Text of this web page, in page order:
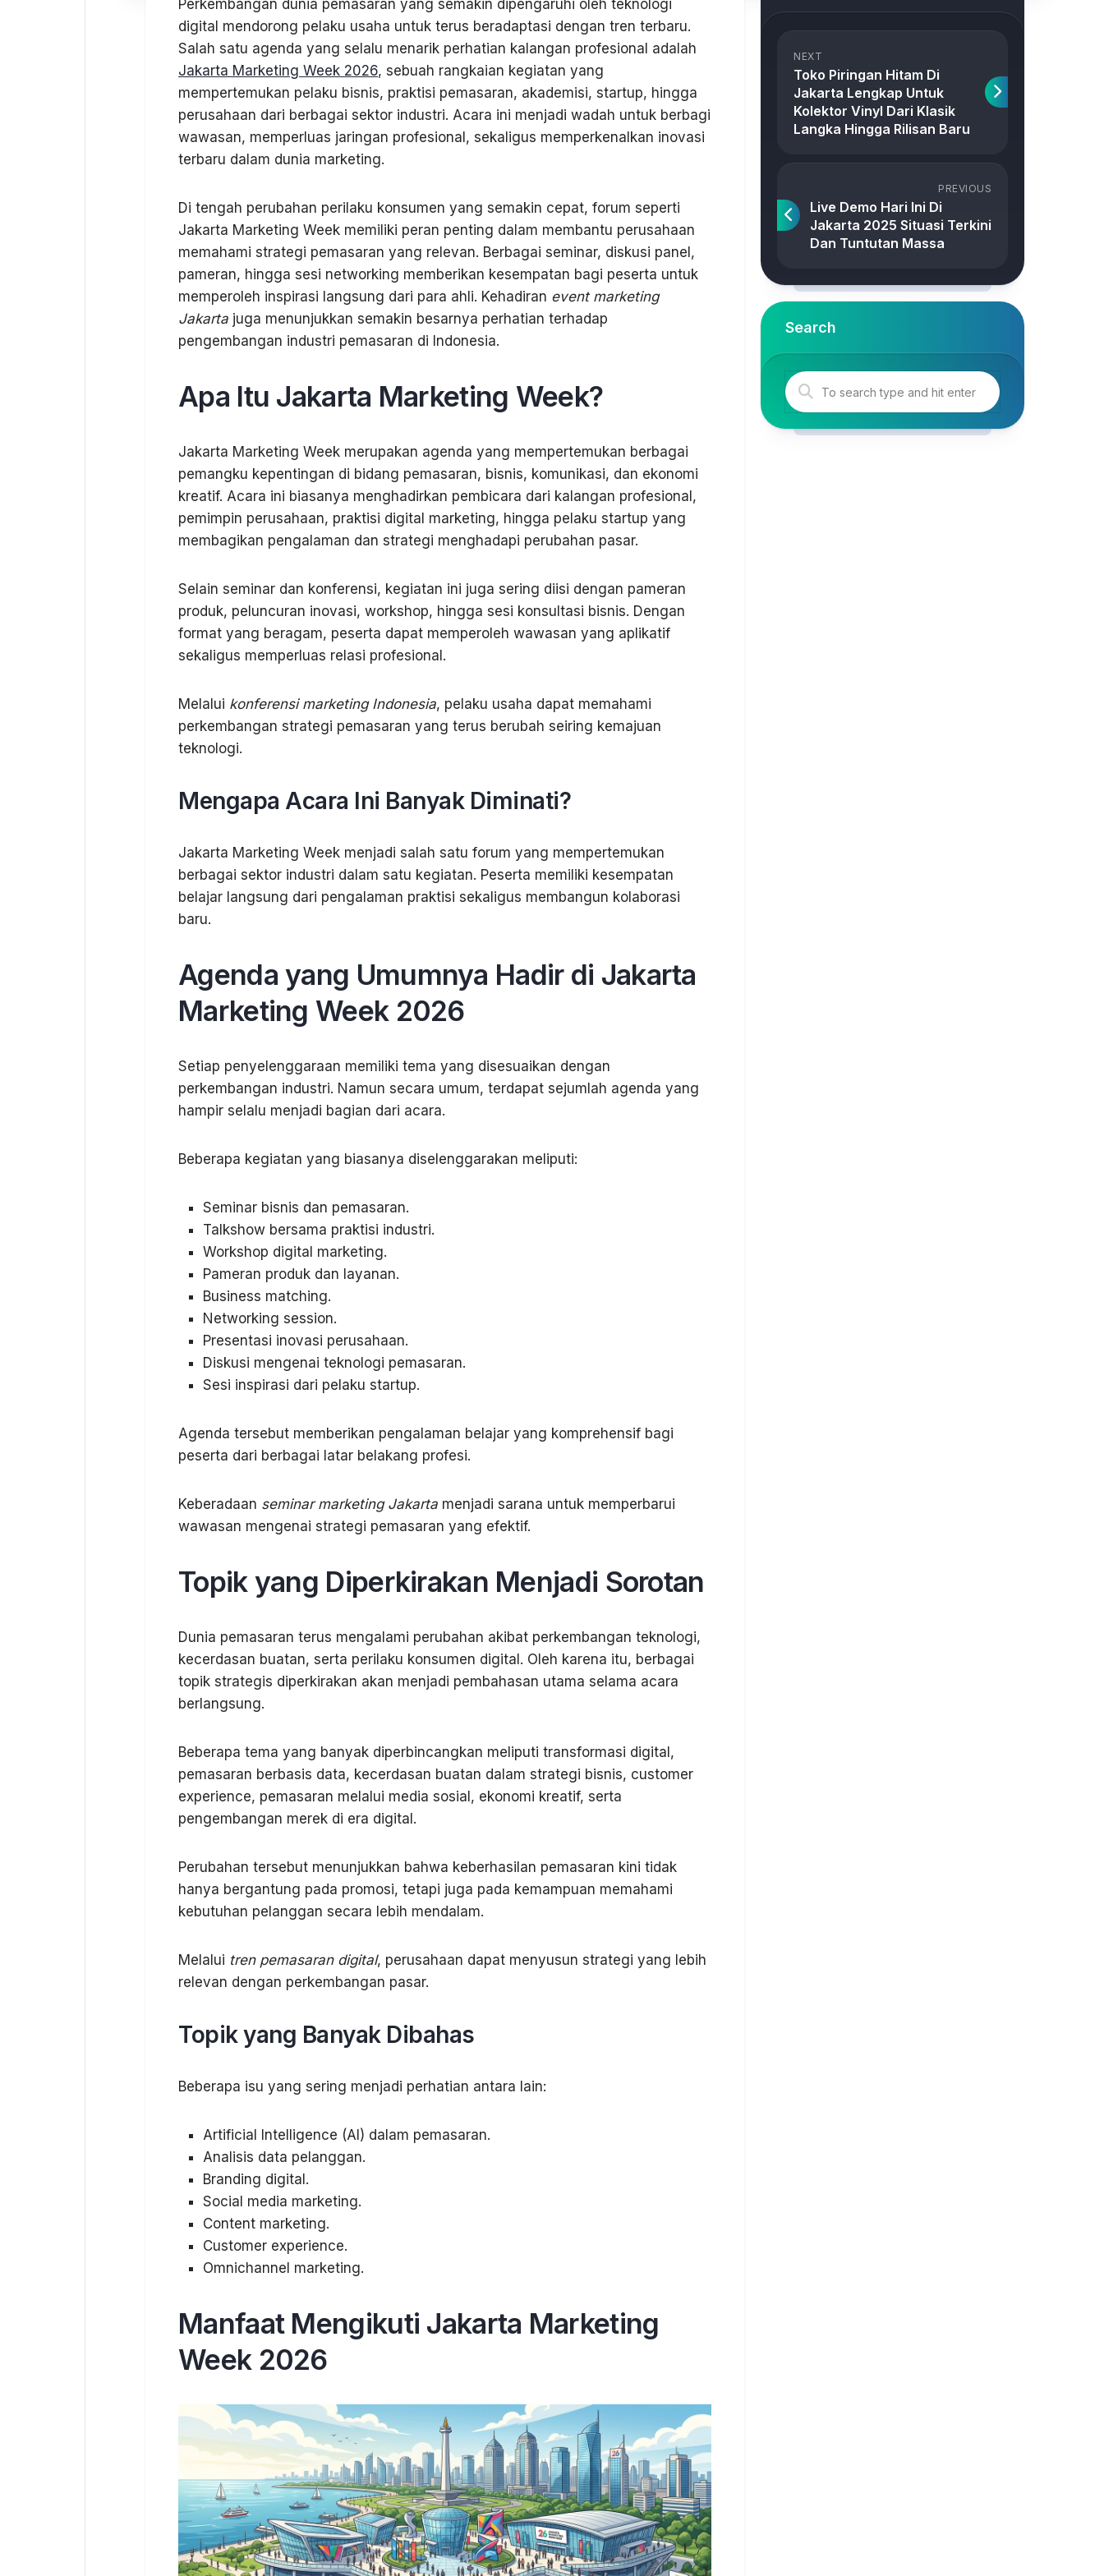
Perkembangan dunia pemasaran yang semakin dipengaruhi oleh teknologi
digital mendorong pelaku usaha untuk terus beradaptasi dengan tren terbaru.
Salah satu agenda yang selalu menarik perhatian kalangan profesional adalah
Jakarta Marketing Week 2026, sebuah rangkaian kegiatan yang
mempertemukan pelaku bisnis, praktisi pemasaran, akademisi, startup, hingga
perusahaan dari berbagai sektor industri. Acara ini menjadi wadah untuk berbagi
wawasan, memperluas jaringan profesional, sekaligus memperkenalkan inovasi
terbaru dalam dunia marketing.
Di tengah perubahan perilaku konsumen yang semakin cepat, forum seperti
Jakarta Marketing Week memiliki peran penting dalam membantu perusahaan
memahami strategi pemasaran yang relevan. Berbagai seminar, diskusi panel,
pameran, hingga sesi networking memberikan kesempatan bagi peserta untuk
memperoleh inspirasi langsung dari para ahli. Kehadiran event marketing
Jakarta juga menunjukkan semakin besarnya perhatian terhadap
pengembangan industri pemasaran di Indonesia.
Apa Itu Jakarta Marketing Week?
Jakarta Marketing Week merupakan agenda yang mempertemukan berbagai
pemangku kepentingan di bidang pemasaran, bisnis, komunikasi, dan ekonomi
kreatif. Acara ini biasanya menghadirkan pembicara dari kalangan profesional,
pemimpin perusahaan, praktisi digital marketing, hingga pelaku startup yang
membagikan pengalaman dan strategi menghadapi perubahan pasar.
Selain seminar dan konferensi, kegiatan ini juga sering diisi dengan pameran
produk, peluncuran inovasi, workshop, hingga sesi konsultasi bisnis. Dengan
format yang beragam, peserta dapat memperoleh wawasan yang aplikatif
sekaligus memperluas relasi profesional.
Melalui konferensi marketing Indonesia, pelaku usaha dapat memahami
perkembangan strategi pemasaran yang terus berubah seiring kemajuan
teknologi.
Mengapa Acara Ini Banyak Diminati?
Jakarta Marketing Week menjadi salah satu forum yang mempertemukan
berbagai sektor industri dalam satu kegiatan. Peserta memiliki kesempatan
belajar langsung dari pengalaman praktisi sekaligus membangun kolaborasi
baru.
Agenda yang Umumnya Hadir di Jakarta
Marketing Week 2026
Setiap penyelenggaraan memiliki tema yang disesuaikan dengan
perkembangan industri. Namun secara umum, terdapat sejumlah agenda yang
hampir selalu menjadi bagian dari acara.
Beberapa kegiatan yang biasanya diselenggarakan meliputi:
Seminar bisnis dan pemasaran.
Talkshow bersama praktisi industri.
Workshop digital marketing.
Pameran produk dan layanan.
Business matching.
Networking session.
Presentasi inovasi perusahaan.
Diskusi mengenai teknologi pemasaran.
Sesi inspirasi dari pelaku startup.
Agenda tersebut memberikan pengalaman belajar yang komprehensif bagi
peserta dari berbagai latar belakang profesi.
Keberadaan seminar marketing Jakarta menjadi sarana untuk memperbarui
wawasan mengenai strategi pemasaran yang efektif.
Topik yang Diperkirakan Menjadi Sorotan
Dunia pemasaran terus mengalami perubahan akibat perkembangan teknologi,
kecerdasan buatan, serta perilaku konsumen digital. Oleh karena itu, berbagai
topik strategis diperkirakan akan menjadi pembahasan utama selama acara
berlangsung.
Beberapa tema yang banyak diperbincangkan meliputi transformasi digital,
pemasaran berbasis data, kecerdasan buatan dalam strategi bisnis, customer
experience, pemasaran melalui media sosial, ekonomi kreatif, serta
pengembangan merek di era digital.
Perubahan tersebut menunjukkan bahwa keberhasilan pemasaran kini tidak
hanya bergantung pada promosi, tetapi juga pada kemampuan memahami
kebutuhan pelanggan secara lebih mendalam.
Melalui tren pemasaran digital, perusahaan dapat menyusun strategi yang lebih
relevan dengan perkembangan pasar.
Topik yang Banyak Dibahas
Beberapa isu yang sering menjadi perhatian antara lain:
Artificial Intelligence (AI) dalam pemasaran.
Analisis data pelanggan.
Branding digital.
Social media marketing.
Content marketing.
Customer experience.
Omnichannel marketing.
Manfaat Mengikuti Jakarta Marketing
Week 2026
NEXT
Toko Piringan Hitam Di
Jakarta Lengkap Untuk
Kolektor Vinyl Dari Klasik
Langka Hingga Rilisan Baru
PREVIOUS
Live Demo Hari Ini Di
Jakarta 2025 Situasi Terkini
Dan Tuntutan Massa
Search